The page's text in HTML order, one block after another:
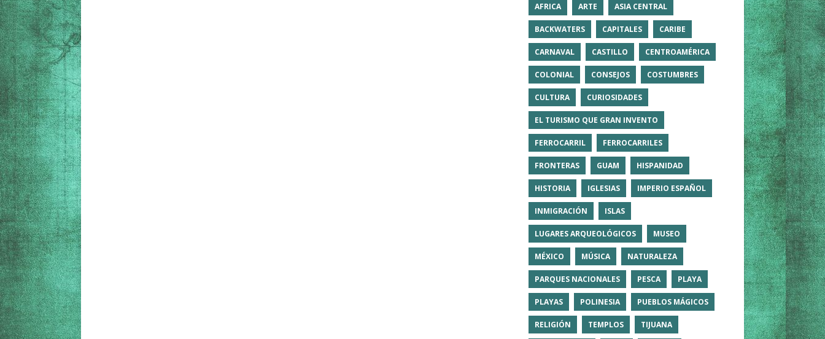
AFRICA ARTE ASIA CENTRAL
BACKWATERS CAPITALES CARIBE
CARNAVAL CASTILLO CENTROAMÉRICA
COLONIAL CONSEJOS COSTUMBRES
CULTURA CURIOSIDADES
EL TURISMO QUE GRAN INVENTO
FERROCARRIL FERROCARRILES
FRONTERAS GUAM HISPANIDAD
HISTORIA IGLESIAS IMPERIO ESPAÑOL
INMIGRACIÓN ISLAS
LUGARES ARQUEOLÓGICOS MUSEO
MÉXICO MÚSICA NATURALEZA
PARQUES NACIONALES PESCA PLAYA
PLAYAS POLINESIA PUEBLOS MÁGICOS
RELIGIÓN TEMPLOS TIJUANA